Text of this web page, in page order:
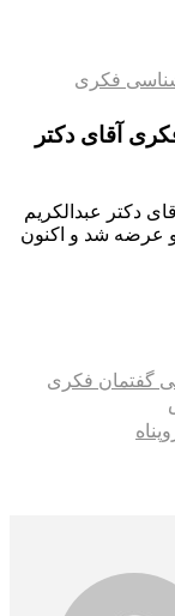
فکری
آقای دکتر
دکتر عبدالکریم
نسیم حکمت 1و2 تدوین و عرضه شد و اکنون
گفتمان فکری